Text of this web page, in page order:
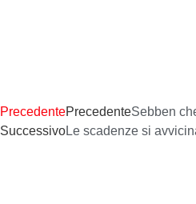
PrecedentePrecedenteSebben
SuccessivoLe scadenze si